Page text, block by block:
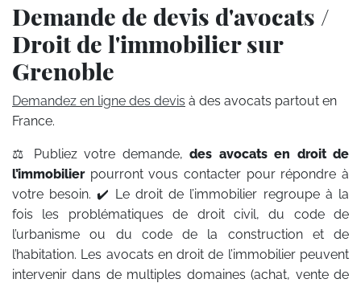
Demande de devis d'avocats /
Droit de l'immobilier sur
Grenoble
Demandez en ligne des devis à des avocats partout en
France.
⚖️ Publiez votre demande,des avocats en droit de
l’immobilierpourront vous contacter pour répondre à
votre besoin. ✔️ Le droit de l’immobilier regroupe à la
fois les problématiques de droit civil, du code de
l’urbanisme ou du code de la construction et de
l’habitation. Les avocats en droit de l’immobilier peuvent
intervenir dans de multiples domaines (achat, vente de